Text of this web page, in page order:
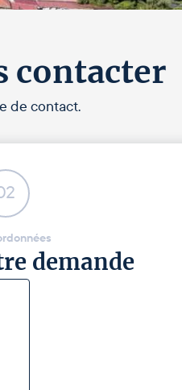
contacter
de contact.
demande